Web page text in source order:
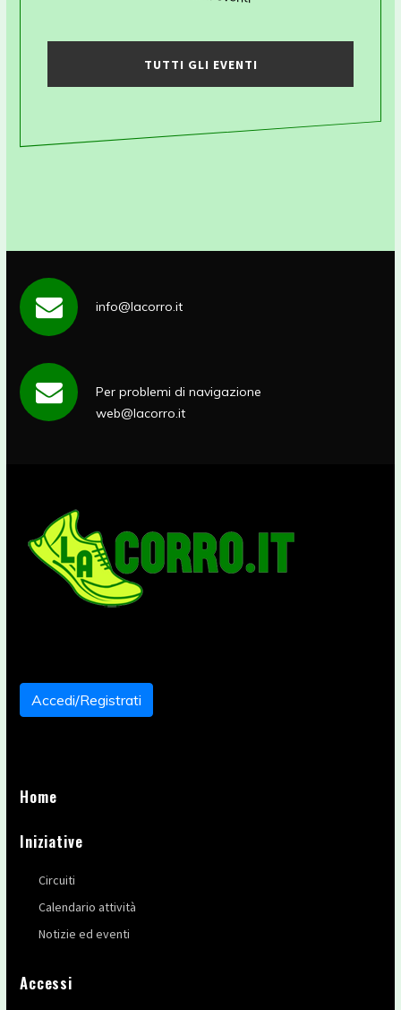
TUTTI GLI EVENTI
info@lacorro.it
Per problemi di navigazione
web@lacorro.it
Accedi/Registrati
Home
Iniziative
Circuiti
Calendario attività
Notizie ed eventi
Accessi